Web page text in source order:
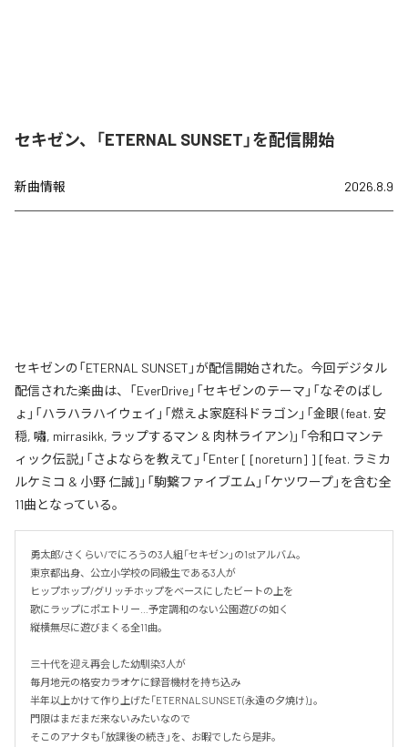
セキゼン、「ETERNAL SUNSET」を配信開始
新曲情報 2026.8.9
セキゼンの「ETERNAL SUNSET」が配信開始された。今回デジタル
配信された楽曲は、「EverDrive」「セキゼンのテーマ」「なぞのばし
ょ」「ハラハラハイウェイ」「燃えよ家庭科ドラゴン」「金眼 (feat. 安
穏, 嘯, mirrasikk, ラップするマン & 肉林ライアン)」「令和ロマンテ
ィック伝説」「さよならを教えて」「Enter [ [noreturn] ] [feat. ラミカ
ルケミコ & 小野 仁誠]」「駒繋ファイブエム」「ケツワープ」を含む全
11曲となっている。
勇太郎/さくらい/でにろうの3人組「セキゼン」の1stアルバム。
東京都出身、公立小学校の同級生である3人が
ヒップホップ/グリッチホップをベースにしたビートの上を
歌にラップにポエトリー…予定調和のない公園遊びの如く
縦横無尽に遊びまくる全11曲。
三十代を迎え再会した幼馴染3人が
毎月地元の格安カラオケに録音機材を持ち込み
半年以上かけて作り上げた「ETERNAL SUNSET(永遠の夕焼け)」。
門限はまだまだ来ないみたいなので
そこのアナタも「放課後の続き」を、お暇でしたら是非。